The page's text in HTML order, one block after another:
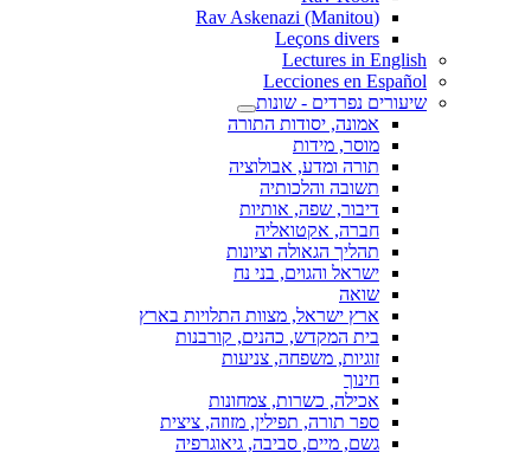
(Rav Askenazi (Manitou
Leçons divers
Lectures in English
Lecciones en Español
שיעורים נפרדים - שונות
אמונה, יסודות התורה
מוסר, מידות
תורה ומדע, אבולוציה
תשובה והלכותיה
דיבור, שפה, אותיות
חברה, אקטואליה
תהליך הגאולה וציונות
ישראל והגוים, בני נח
שואה
ארץ ישראל, מצוות התלויות בארץ
בית המקדש, כהנים, קורבנות
זוגיות, משפחה, צניעות
חינוך
אכילה, כשרות, צמחונות
ספר תורה, תפילין, מזוזה, ציצית
גשם, מיים, סביבה, גיאוגרפיה